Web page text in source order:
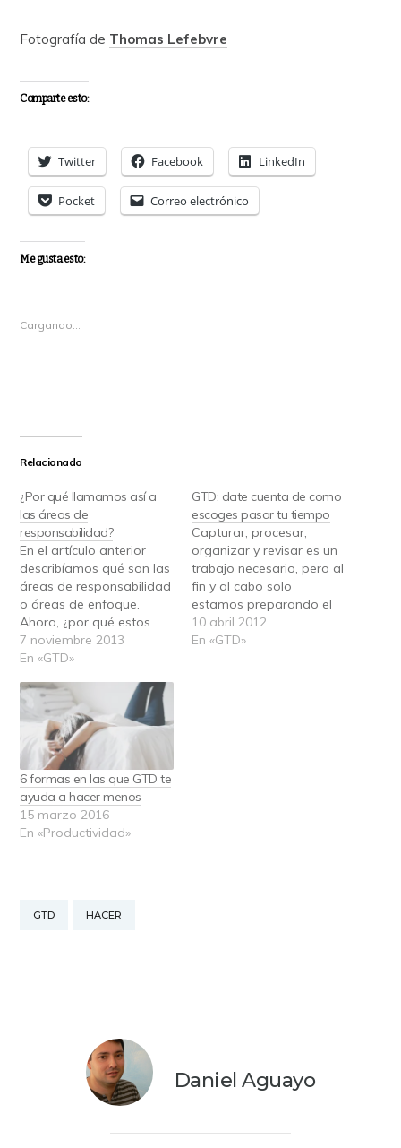
Fotografía de Thomas Lefebvre
Comparte esto:
Twitter Facebook LinkedIn
Pocket Correo electrónico
Me gusta esto:
Cargando...
Relacionado
¿Por qué llamamos así a
las áreas de
responsabilidad?
En el artículo anterior
describíamos qué son las
áreas de responsabilidad
o áreas de enfoque.
Ahora, ¿por qué estos
nombres? Les damos
estos nombres por el
nosotros: Áreas de
responsabilidad Son
temas de los que nos
hemos de hacer
responsables. Dicho de
otra forma, son los…
7 noviembre 2013
En «GTD»
GTD: date cuenta de como
escoges pasar tu tiempo
Capturar, procesar,
organizar y revisar es un
trabajo necesario, pero al
fin y al cabo solo
estamos preparando el
terreno para cuando
llegue el momento de
10 abril 2012
En «GTD»
6 formas en las que GTD te
ayuda a hacer menos
15 marzo 2016
En «Productividad»
GTD HACER
Daniel Aguayo